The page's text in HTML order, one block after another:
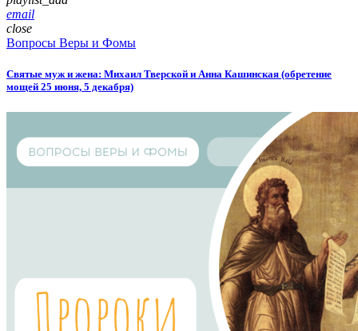
email
close
Вопросы Веры и Фомы
Святые муж и жена: Михаил Тверской и Анна Кашинская (обретение
мощей 25 июня, 5 декабря)